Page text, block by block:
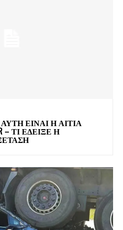
ΕΙΝΑΙ Η ΑΙΤΙΑ
– ΤΙ ΕΔΕΙΞΕ Η